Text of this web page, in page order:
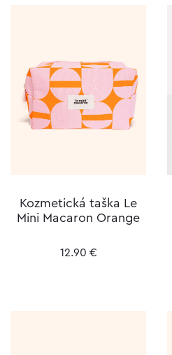
Kozmetická taška Le
Mini Macaron Orange
12.90 €